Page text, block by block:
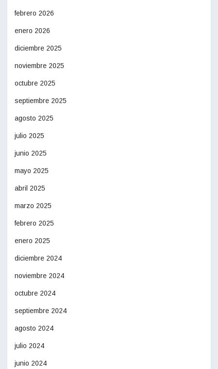
febrero 2026
enero 2026
diciembre 2025
noviembre 2025
octubre 2025
septiembre 2025
agosto 2025
julio 2025
junio 2025
mayo 2025
abril 2025
marzo 2025
febrero 2025
enero 2025
diciembre 2024
noviembre 2024
octubre 2024
septiembre 2024
agosto 2024
julio 2024
junio 2024